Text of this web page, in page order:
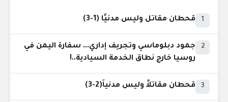
1 قحطان مقاتل وليس مدنيًا (1-3)
2
جمود دبلوماسي وتجريف إداري... سفارة اليمن في
روسيا خارج نطاق الخدمة السيادية..!
3 قحطان مقاتلاً وليس مدنياً(2-3)